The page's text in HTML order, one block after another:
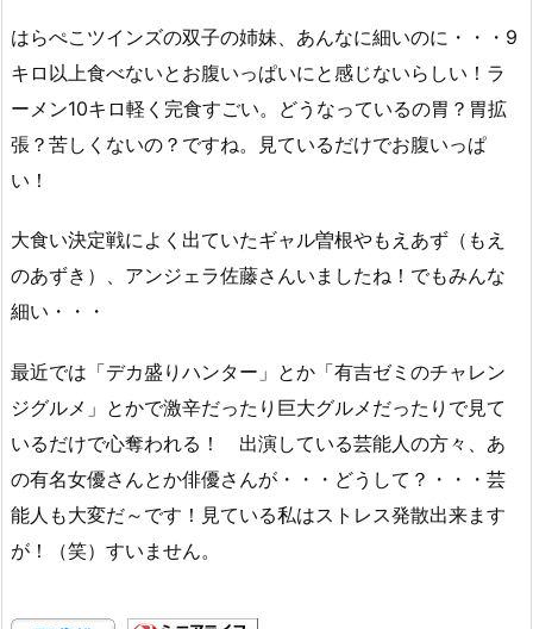
はらぺこツインズの双子の姉妹、あんなに細いのに・・・9
キロ以上食べないとお腹いっぱいにと感じないらしい！ラ
ーメン10キロ軽く完食すごい。どうなっているの胃？胃拡
張？苦しくないの？ですね。見ているだけでお腹いっぱ
い！
大食い決定戦によく出ていたギャル曽根やもえあず（もえ
のあずき）、アンジェラ佐藤さんいましたね！でもみんな
細い・・・
最近では「デカ盛りハンター」とか「有吉ゼミのチャレン
ジグルメ」とかで激辛だったり巨大グルメだったりで見て
いるだけで心奪われる！ 出演している芸能人の方々、あ
の有名女優さんとか俳優さんが・・・どうして？・・・芸
能人も大変だ～です！見ている私はストレス発散出来ます
が！（笑）すいません。